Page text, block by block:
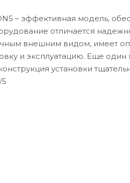
– эффективная модель,
отличается
внешним видом, имеет
и эксплуатацию. Еще один
установки